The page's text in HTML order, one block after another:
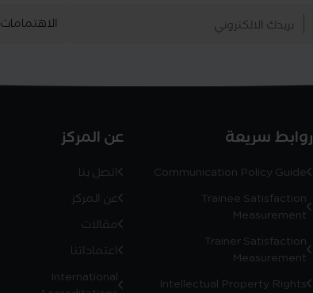
الاهتمامات
روابط سريعة
Communication Policy Guide
Trainee Satisfaction
Measurement
Trainer Satisfaction
Measurement
Intellectual Property Rights
عن المركز
اتصل بنا
عن المركز
مقالات
اعتماداتنا
International